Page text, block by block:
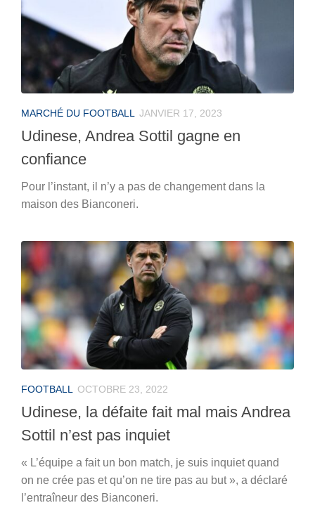
MARCHÉ DU FOOTBALL JANVIER 17, 2023
Udinese, Andrea Sottil gagne en
confiance
Pour l’instant, il n’y a pas de changement dans la
maison des Bianconeri.
FOOTBALL OCTOBRE 23, 2022
Udinese, la défaite fait mal mais Andrea
Sottil n’est pas inquiet
« L’équipe a fait un bon match, je suis inquiet quand
on ne crée pas et qu’on ne tire pas au but », a déclaré
l’entraîneur des Bianconeri.